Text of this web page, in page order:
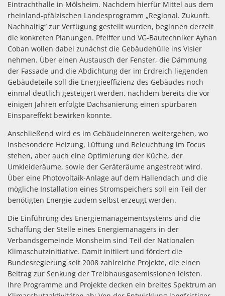
Eintrachthalle in Mölsheim. Nachdem hierfür Mittel aus dem
rheinland-pfälzischen Landesprogramm „Regional. Zukunft.
Nachhaltig“ zur Verfügung gestellt wurden, beginnen derzeit
die konkreten Planungen. Pfeiffer und VG-Bautechniker Ayhan
Coban wollen dabei zunächst die Gebäudehülle ins Visier
nehmen. Über einen Austausch der Fenster, die Dämmung
der Fassade und die Abdichtung der im Erdreich liegenden
Gebäudeteile soll die Energieeffizienz des Gebäudes noch
einmal deutlich gesteigert werden, nachdem bereits die vor
einigen Jahren erfolgte Dachsanierung einen spürbaren
Einspareffekt bewirken konnte.
Anschließend wird es im Gebäudeinneren weitergehen, wo
insbesondere Heizung, Lüftung und Beleuchtung im Focus
stehen, aber auch eine Optimierung der Küche, der
Umkleideräume, sowie der Geräteräume angestrebt wird.
Über eine Photovoltaik-Anlage auf dem Hallendach und die
mögliche Installation eines Stromspeichers soll ein Teil der
benötigten Energie zudem selbst erzeugt werden.
Die Einführung des Energiemanagementsystems und die
Schaffung der Stelle eines Energiemanagers in der
Verbandsgemeinde Monsheim sind Teil der Nationalen
Klimaschutzinitiative. Damit initiiert und fördert die
Bundesregierung seit 2008 zahlreiche Projekte, die einen
Beitrag zur Senkung der Treibhausgasemissionen leisten.
Ihre Programme und Projekte decken ein breites Spektrum an